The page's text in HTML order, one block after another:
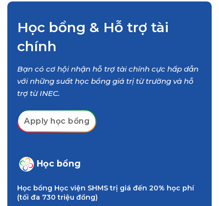
IELTS 6.0/ TOEFL iBT 60 hoặc tương
đương
Học bổng & Hỗ trợ tài
chính
Bạn có cơ hội nhận hỗ trợ tài chính cực hấp dẫn
với những suất học bổng giá trị từ trường và hỗ
trợ từ INEC.
Apply học bổng
Học bổng
Học bổng Học viện SHMS trị giá đến 20% học phí
(tối đa 730 triệu đồng)